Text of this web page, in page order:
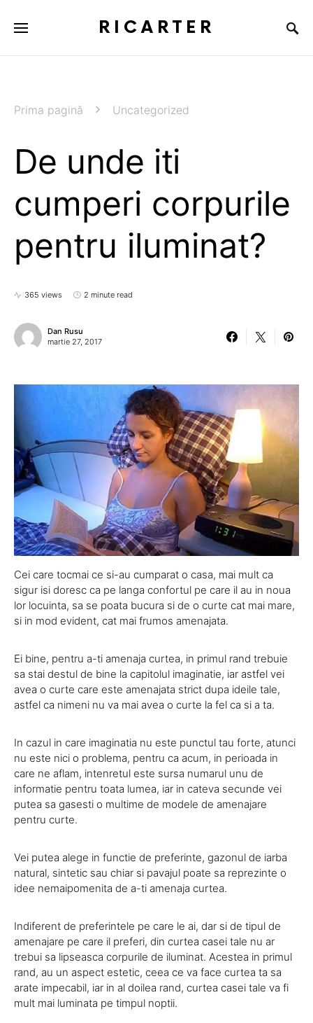
RICARTER
Prima pagină Uncategorized
De unde iti
cumperi corpurile
pentru iluminat?
365 views 2 minute read
Dan Rusu
martie 27, 2017
Cei care tocmai ce si-au cumparat o casa, mai mult ca
sigur isi doresc ca pe langa confortul pe care il au in noua
lor locuinta, sa se poata bucura si de o curte cat mai mare,
si in mod evident, cat mai frumos amenajata.
Ei bine, pentru a-ti amenaja curtea, in primul rand trebuie
sa stai destul de bine la capitolul imaginatie, iar astfel vei
avea o curte care este amenajata strict dupa ideile tale,
astfel ca nimeni nu va mai avea o curte la fel ca si a ta.
In cazul in care imaginatia nu este punctul tau forte, atunci
nu este nici o problema, pentru ca acum, in perioada in
care ne aflam, intenretul este sursa numarul unu de
informatie pentru toata lumea, iar in cateva secunde vei
putea sa gasesti o multime de modele de amenajare
pentru curte.
Vei putea alege in functie de preferinte, gazonul de iarba
natural, sintetic sau chiar si pavajul poate sa reprezinte o
idee nemaipomenita de a-ti amenaja curtea.
Indiferent de preferintele pe care le ai, dar si de tipul de
amenajare pe care il preferi, din curtea casei tale nu ar
trebui sa lipseasca corpurile de iluminat. Acestea in primul
rand, au un aspect estetic, ceea ce va face curtea ta sa
arate impecabil, iar in al doilea rand, curtea casei tale va fi
mult mai luminata pe timpul noptii.